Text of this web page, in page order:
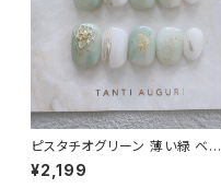
ピスタチオグリーン 薄い緑 ベリ
ーショート ネイルチップ お呼ば
れ 通販 販売店 売ってる場所 結
¥2,199